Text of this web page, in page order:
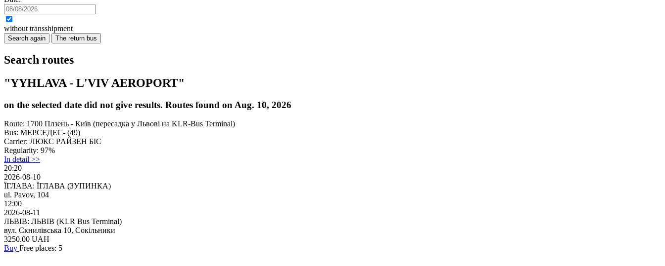
without transshipment
Search again The return bus
Search routes
"YYHLAVA - L'VIV AEROPORT"
on the selected date did not give results. Routes found on Aug. 10, 2026
Route: 1700 Плзень - Київ (перeсaдкa у Львові на KLR-Bus Terminal)
Bus: МЕРСЕДЕС- (49)
Carrier: ЛЮКС PАЙЗEH БІC
Regularity: 97%
In detail >>
20:20
2026-08-10
ЇГЛАВА: ЇГЛАВА (ЗУПИНКА)
ul. Pavov, 104
12:00
2026-08-11
ЛЬВІВ: ЛЬВІВ (KLR Bus Terminal)
вул. Скнилівська 10, Сокільники
3250.00 UAH
Buy Free places: 5